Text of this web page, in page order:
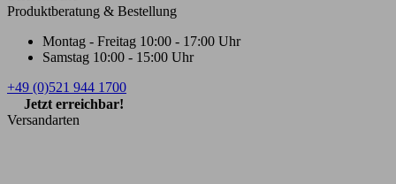
Produktberatung & Bestellung
Montag - Freitag 10:00 - 17:00 Uhr
Samstag 10:00 - 15:00 Uhr
+49 (0)521 944 1700
Jetzt erreichbar!
Versandarten